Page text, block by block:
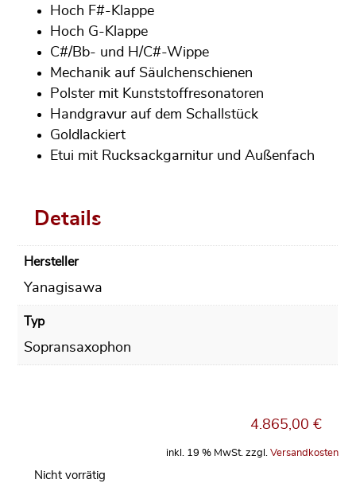
Hoch F#-Klappe
Hoch G-Klappe
C#/Bb- und H/C#-Wippe
Mechanik auf Säulchenschienen
Polster mit Kunststoffresonatoren
Handgravur auf dem Schallstück
Goldlackiert
Etui mit Rucksackgarnitur und Außenfach
Details
Hersteller
Yanagisawa
Typ
Sopransaxophon
4.865,00€
inkl. 19 % MwSt. zzgl. Versandkosten
Nicht vorrätig